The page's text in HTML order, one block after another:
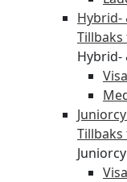
Hybrid-
Tillbaks
Hybrid-
Tillbaks